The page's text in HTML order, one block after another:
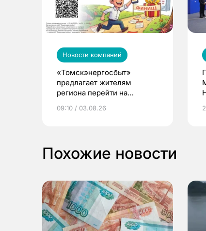
Новости компаний
«Томскэнергосбыт»
предлагает жителям
региона перейти на
выиграть призы
09:10 / 03.08.26
Похожие новости